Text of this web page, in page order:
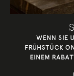
WENN SIE
FRÜHSTÜCK
EINEM